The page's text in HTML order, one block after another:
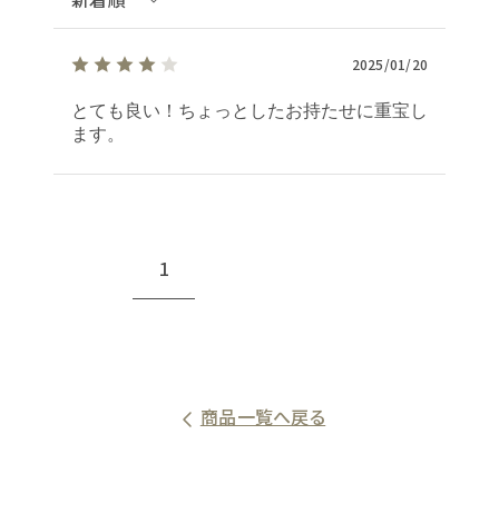
2025/01/20
とても良い！ちょっとしたお持たせに重宝し
ます。
1
商品一覧へ戻る